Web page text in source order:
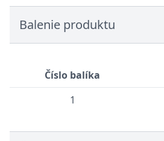
Balenie produktu
Číslo balíka
1